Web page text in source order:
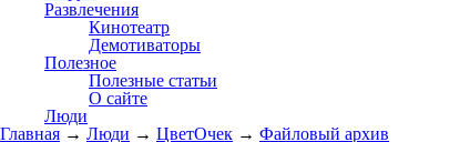
Развлечения
Кинотеатр
Демотиваторы
Полезное
Полезные статьи
О сайте
Люди
Главная → Люди → ЦветOчек → Файловый архив